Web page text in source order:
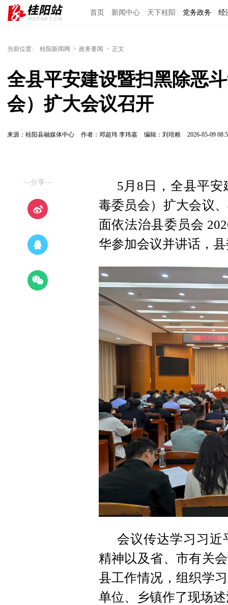
首页 新闻中心 天下桂阳 党务政务 经
当前位置: 桂阳新闻网 > 政务要闻 > 正文
全县平安建设暨扫黑除恶
会）扩大会议召开
来源：桂阳县融媒体中心 作者：邓超玮 李玮嘉 编辑：刘培粮 2026-05-09
—分享—
5月8日，全县平
毒委员会）扩大会议
面依法治县委员会
华参加会议并讲话，
会议传达学习习近
精神以及省、市有关
县工作情况，组织学
单位、乡镇作了现场